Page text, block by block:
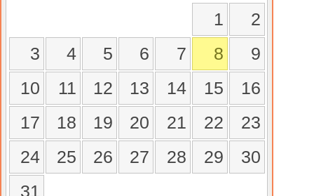
1
2
3
4 5 6 7 8
9
10
11 12 13 14 15
16
17
18 19 20 21 22
23
24
25 26 27 28 29
30
31